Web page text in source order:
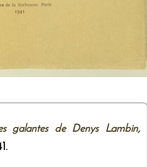
galantes de Denys Lambin,
.